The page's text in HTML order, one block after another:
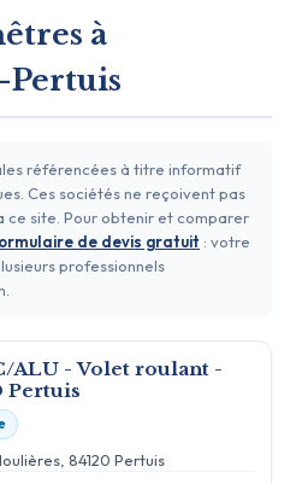
à
référencées à titre informatif
Ces sociétés ne reçoivent pas
ce site. Pour obtenir et comparer
de devis gratuit : votre
professionnels
ALU - Volet roulant -
Pertuis
84120 Pertuis